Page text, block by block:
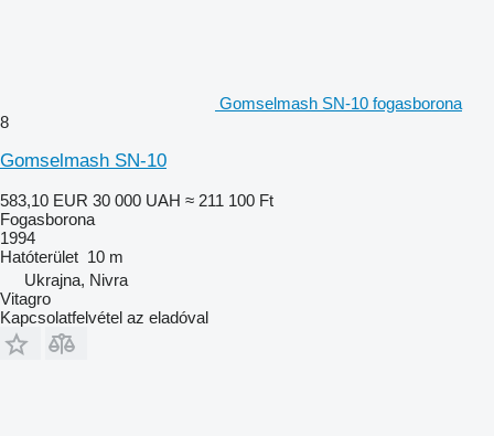
Gomselmash SN-10 fogasborona
8
Gomselmash SN-10
583,10 EUR 30 000 UAH ≈ 211 100 Ft
Fogasborona
1994
Hatóterület 10 m
Ukrajna, Nivra
Vitagro
Kapcsolatfelvétel az eladóval